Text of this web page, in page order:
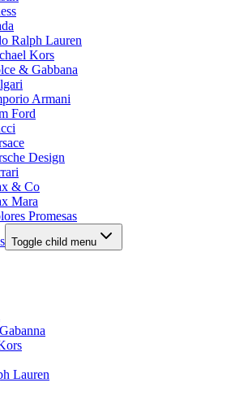
Ralph Lauren
Kors
& Gabbana
Armani
Ford
Design
& Co
Mara
Promesas
Toggle child menu
Lauren